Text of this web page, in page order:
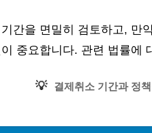
간을 면밀히 검토하고, 만
중요합니다. 관련 법률에
💡 결제취소 기간과 정